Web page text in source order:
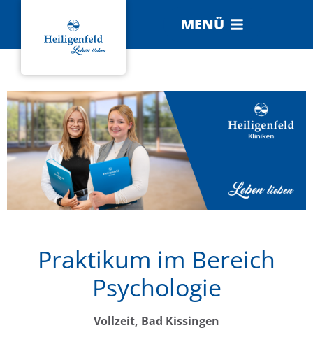
MENÜ
Praktikum im Bereich
Psychologie
Vollzeit, Bad Kissingen